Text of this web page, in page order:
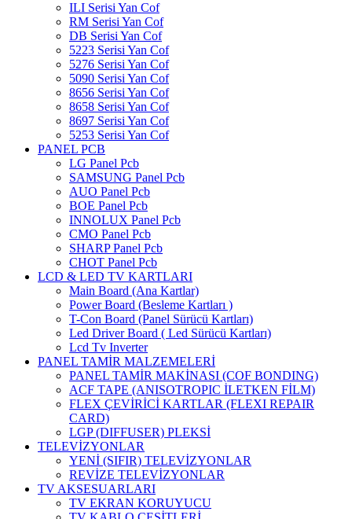
ILI Serisi Yan Cof
RM Serisi Yan Cof
DB Serisi Yan Cof
5223 Serisi Yan Cof
5276 Serisi Yan Cof
5090 Serisi Yan Cof
8656 Serisi Yan Cof
8658 Serisi Yan Cof
8697 Serisi Yan Cof
5253 Serisi Yan Cof
PANEL PCB
LG Panel Pcb
SAMSUNG Panel Pcb
AUO Panel Pcb
BOE Panel Pcb
INNOLUX Panel Pcb
CMO Panel Pcb
SHARP Panel Pcb
CHOT Panel Pcb
LCD & LED TV KARTLARI
Main Board (Ana Kartlar)
Power Board (Besleme Kartları )
T-Con Board (Panel Sürücü Kartları)
Led Driver Board ( Led Sürücü Kartları)
Lcd Tv Inverter
PANEL TAMİR MALZEMELERİ
PANEL TAMİR MAKİNASI (COF BONDING)
ACF TAPE (ANISOTROPIC İLETKEN FİLM)
FLEX ÇEVİRİCİ KARTLAR (FLEXI REPAIR
CARD)
LGP (DIFFUSER) PLEKSİ
TELEVİZYONLAR
YENİ (SIFIR) TELEVİZYONLAR
REVİZE TELEVİZYONLAR
TV AKSESUARLARI
TV EKRAN KORUYUCU